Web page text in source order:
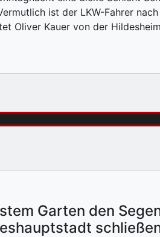
ist der LKW-Fahrer
Oliver Kauer von der
Garten den